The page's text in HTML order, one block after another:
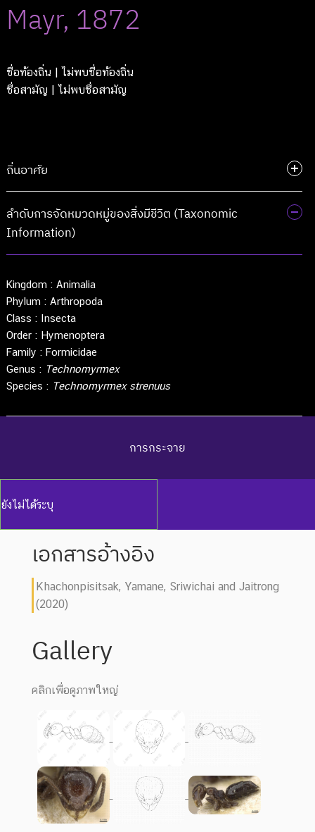
Mayr, 1872
ชื่อท้องถิ่น | ไม่พบชื่อท้องถิ่น
ชื่อสามัญ | ไม่พบชื่อสามัญ
ถิ่นอาศัย
ลำดับการจัดหมวดหมู่ของสิ่งมีชีวิต (Taxonomic
Information)
Kingdom : Animalia
Phylum : Arthropoda
Class :Insecta
Order : Hymenoptera
Family :Formicidae
Genus : Technomyrmex
Species : Technomyrmex strenuus
การกระจาย
ยังไม่ได้ระบุ
เอกสารอ้างอิง
Khachonpisitsak, Yamane, Sriwichai and Jaitrong
(2020)
Gallery
คลิกเพื่อดูภาพใหญ่